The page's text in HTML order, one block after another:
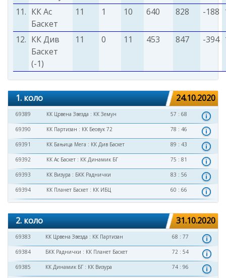
11. КК Ас
Баскет
11 1 10 640 828 -188
12. КК Див
Баскет
(-1)
11 0 11 453 847 -394
1. коло 24.10.2020
69389 КК Црвена Звезда : КК Земун 57 : 68
69390 КК Партизан : КК Беовук 72 78 : 46
69391 КК Бањица Мега : КК Див Баскет 89 : 43
69392 КК Ас Баскет : КК Динамик БГ 75 : 81
69393 КК Визура : БКК Раднички 83 : 56
69394 КК Планет Баскет : КК ИБЦ 60 : 66
2. коло 31.10.2020
69383 КК Црвена Звезда : КК Партизан 68 : 77
69384 БКК Раднички : КК Планет Баскет 72 : 54
69385 КК Динамик БГ : КК Визура 74 : 96